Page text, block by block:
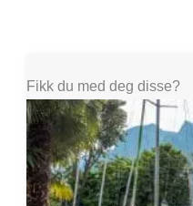
Fikk du med deg disse?